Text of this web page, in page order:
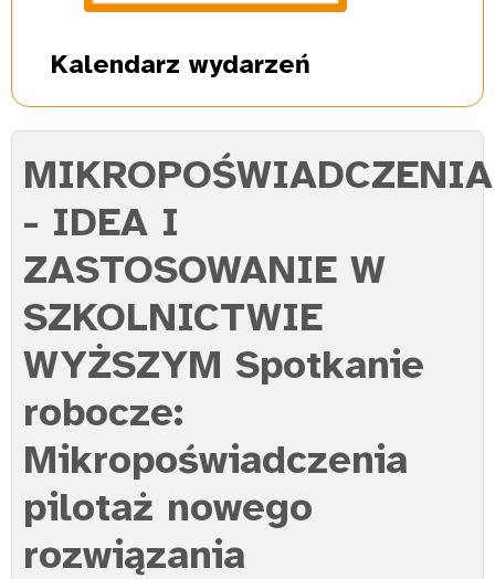
Kalendarz wydarzeń
MIKROPOŚWIADCZENIA
- IDEA I
ZASTOSOWANIE W
SZKOLNICTWIE
WYŻSZYM Spotkanie
robocze:
Mikropoświadczenia
pilotaż nowego
rozwiązania